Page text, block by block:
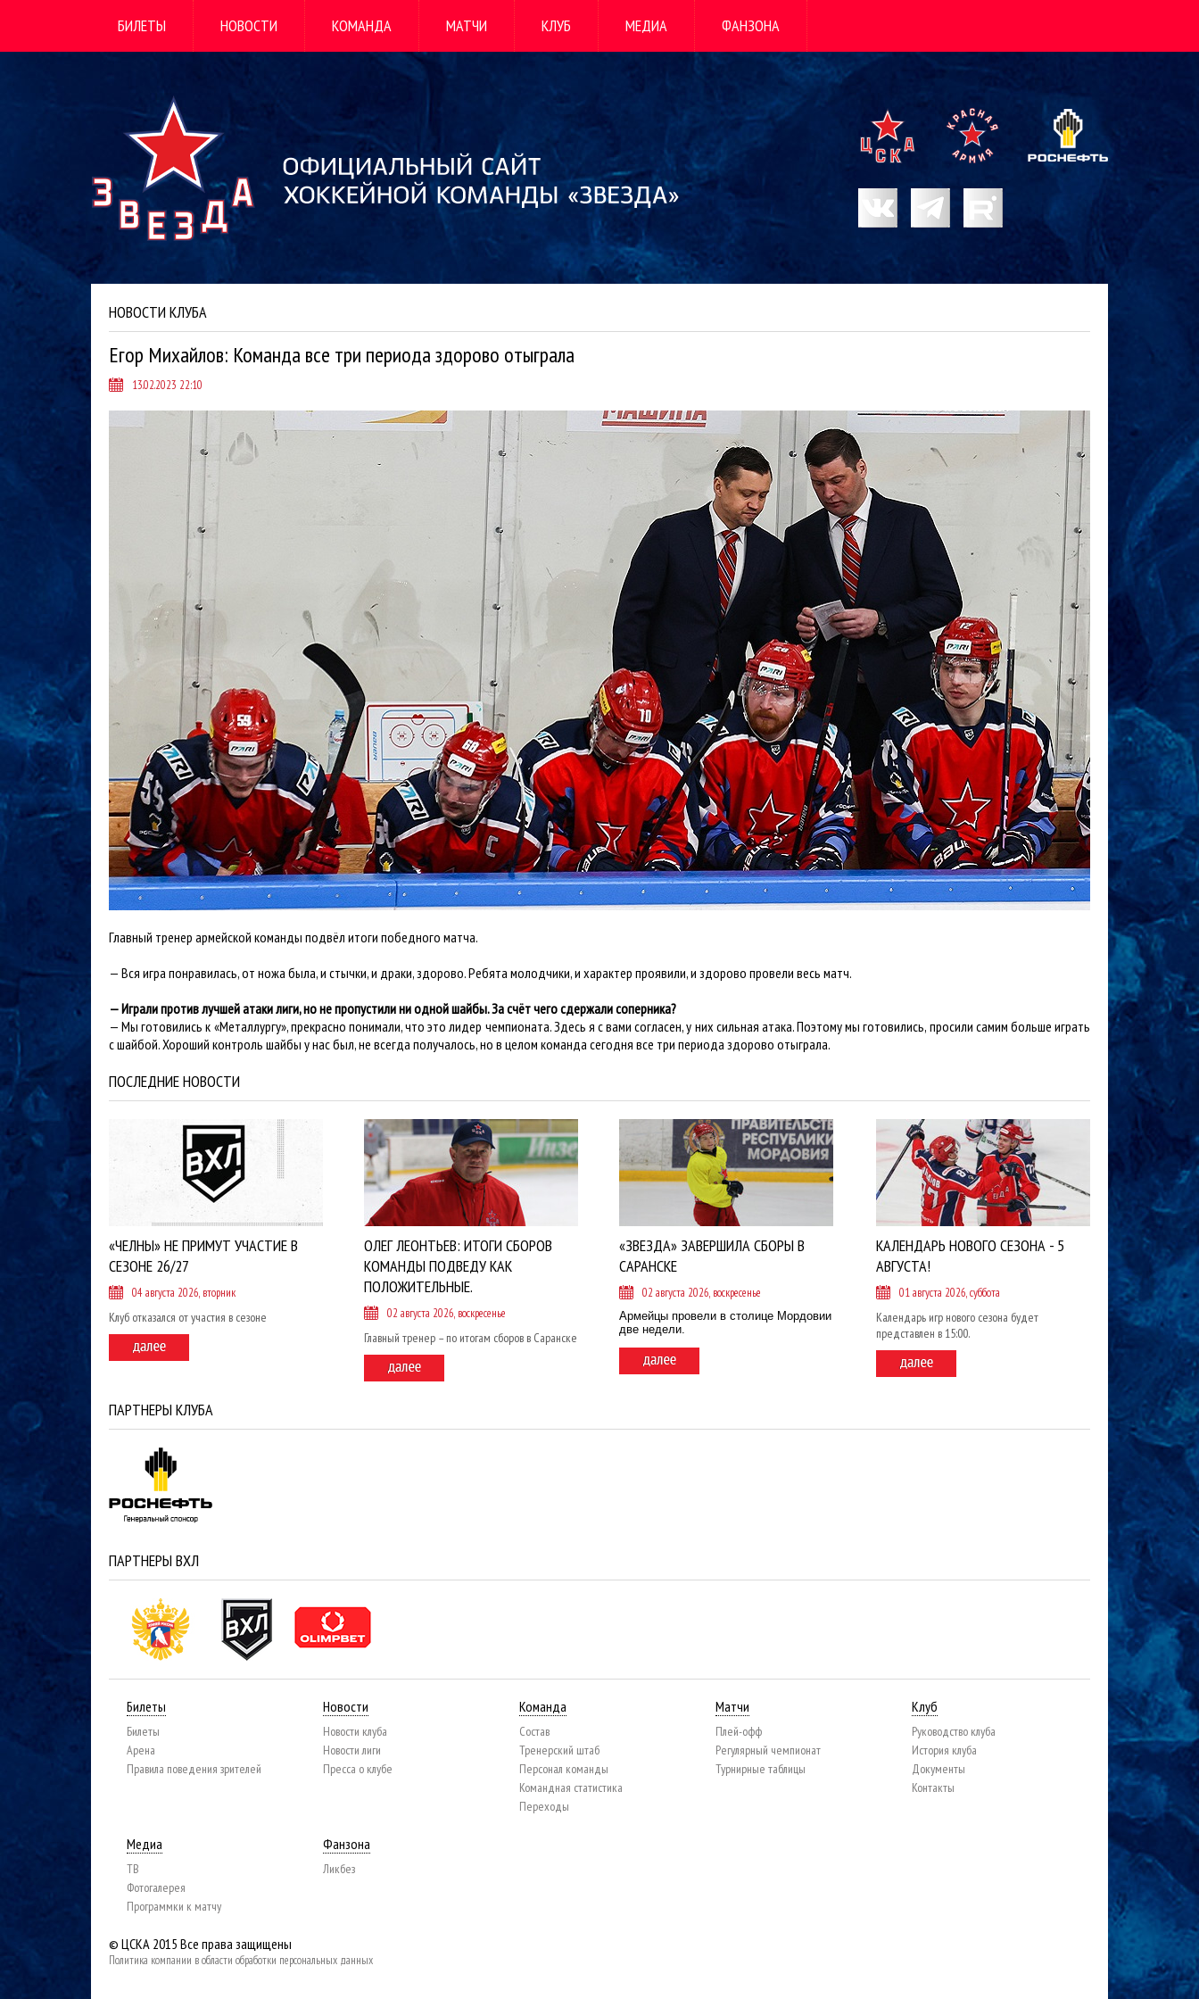
БИЛЕТЫ НОВОСТИ КОМАНДА МАТЧИ КЛУБ МЕДИА ФАНЗОНА
НОВОСТИ КЛУБА
Егор Михайлов: Команда все три периода здорово отыграла
13.02.2023 22:10
Главный тренер армейской команды подвёл итоги победного матча.
— Вся игра понравилась, от ножа была, и стычки, и драки, здорово. Ребята молодчики, и характер проявили, и здорово провели весь матч.
— Играли против лучшей атаки лиги, но не пропустили ни одной шайбы. За счёт чего сдержали соперника?
— Мы готовились к «Металлургу», прекрасно понимали, что это лидер чемпионата. Здесь я с вами согласен, у них сильная атака. Поэтому мы готовились, просили самим больше играть
с шайбой. Хороший контроль шайбы у нас был, не всегда получалось, но в целом команда сегодня все три периода здорово отыграла.
ПОСЛЕДНИЕ НОВОСТИ
«ЧЕЛНЫ» НЕ ПРИМУТ УЧАСТИЕ В
СЕЗОНЕ 26/27
04 августа 2026, вторник
Клуб отказался от участия в сезоне
ОЛЕГ ЛЕОНТЬЕВ: ИТОГИ СБОРОВ
КОМАНДЫ ПОДВЕДУ КАК
ПОЛОЖИТЕЛЬНЫЕ.
02 августа 2026, воскресенье
Главный тренер – по итогам сборов в Саранске
«ЗВЕЗДА» ЗАВЕРШИЛА СБОРЫ В
САРАНСКЕ
02 августа 2026, воскресенье
Армейцы провели в столице Мордовии
две недели.
КАЛЕНДАРЬ НОВОГО СЕЗОНА - 5
АВГУСТА!
01 августа 2026, суббота
Календарь игр нового сезона будет
представлен в 15:00.
ПАРТНЕРЫ КЛУБА
ПАРТНЕРЫ ВХЛ
Билеты
Билеты
Арена
Правила поведения зрителей
Новости
Новости клуба
Новости лиги
Пресса о клубе
Команда
Состав
Тренерский штаб
Персонал команды
Командная статистика
Переходы
Матчи
Плей-офф
Регулярный чемпионат
Турнирные таблицы
Клуб
Руководство клуба
История клуба
Документы
Контакты
Медиа
ТВ
Фотогалерея
Программки к матчу
Фанзона
Ликбез
© ЦСКА 2015 Все права защищены
Политика компании в области обработки персональных данных